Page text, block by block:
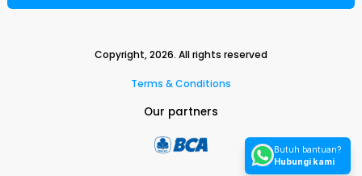
Copyright,2026. All rights reserved
Terms & Conditions
Our partners
Butuh bantuan?
Hubungi kami